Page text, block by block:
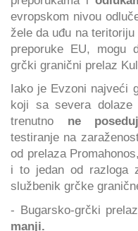
evropskom nivou
žele da uđu na
preporuke EU, mogu
grčki granični prelaz
Iako je Evzoni najveći
koji sa severa
trenutno ne
testiranje na
od prelaza
i to jedan od razloga
službenik grčke
- Bugarsko-grčki
manji.